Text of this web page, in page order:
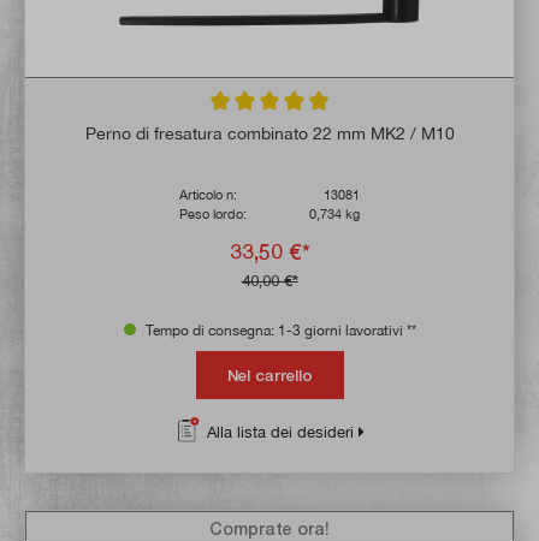
Valutazione media di 4.9 su 5 stelle
Perno di fresatura combinato 22 mm MK2 / M10
Articolo n:
13081
Peso lordo:
0,734 kg
33,50 €*
40,00 €*
Tempo di consegna: 1-3 giorni lavorativi **
Nel carrello
Alla lista dei desideri
Comprate ora!